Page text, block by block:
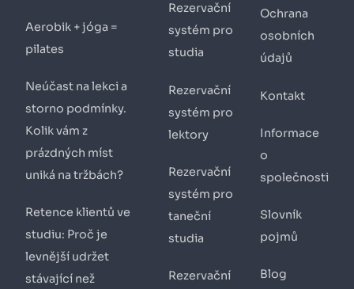
Aerobik + jóga =
pilates
Neúčast na lekci a
storno podmínky.
Kolik vám z
prázdných míst
uniká na tržbách?
Retence klientů ve
studiu: Proč je
levnější udržet
stávající než
Rezervační
systém pro
studia
Rezervační
systém pro
lektory
Rezervační
systém pro
taneční
studia
Rezervační
Ochrana
osobních
údajů
Kontakt
Informace
o
společnosti
Slovník
pojmů
Blog